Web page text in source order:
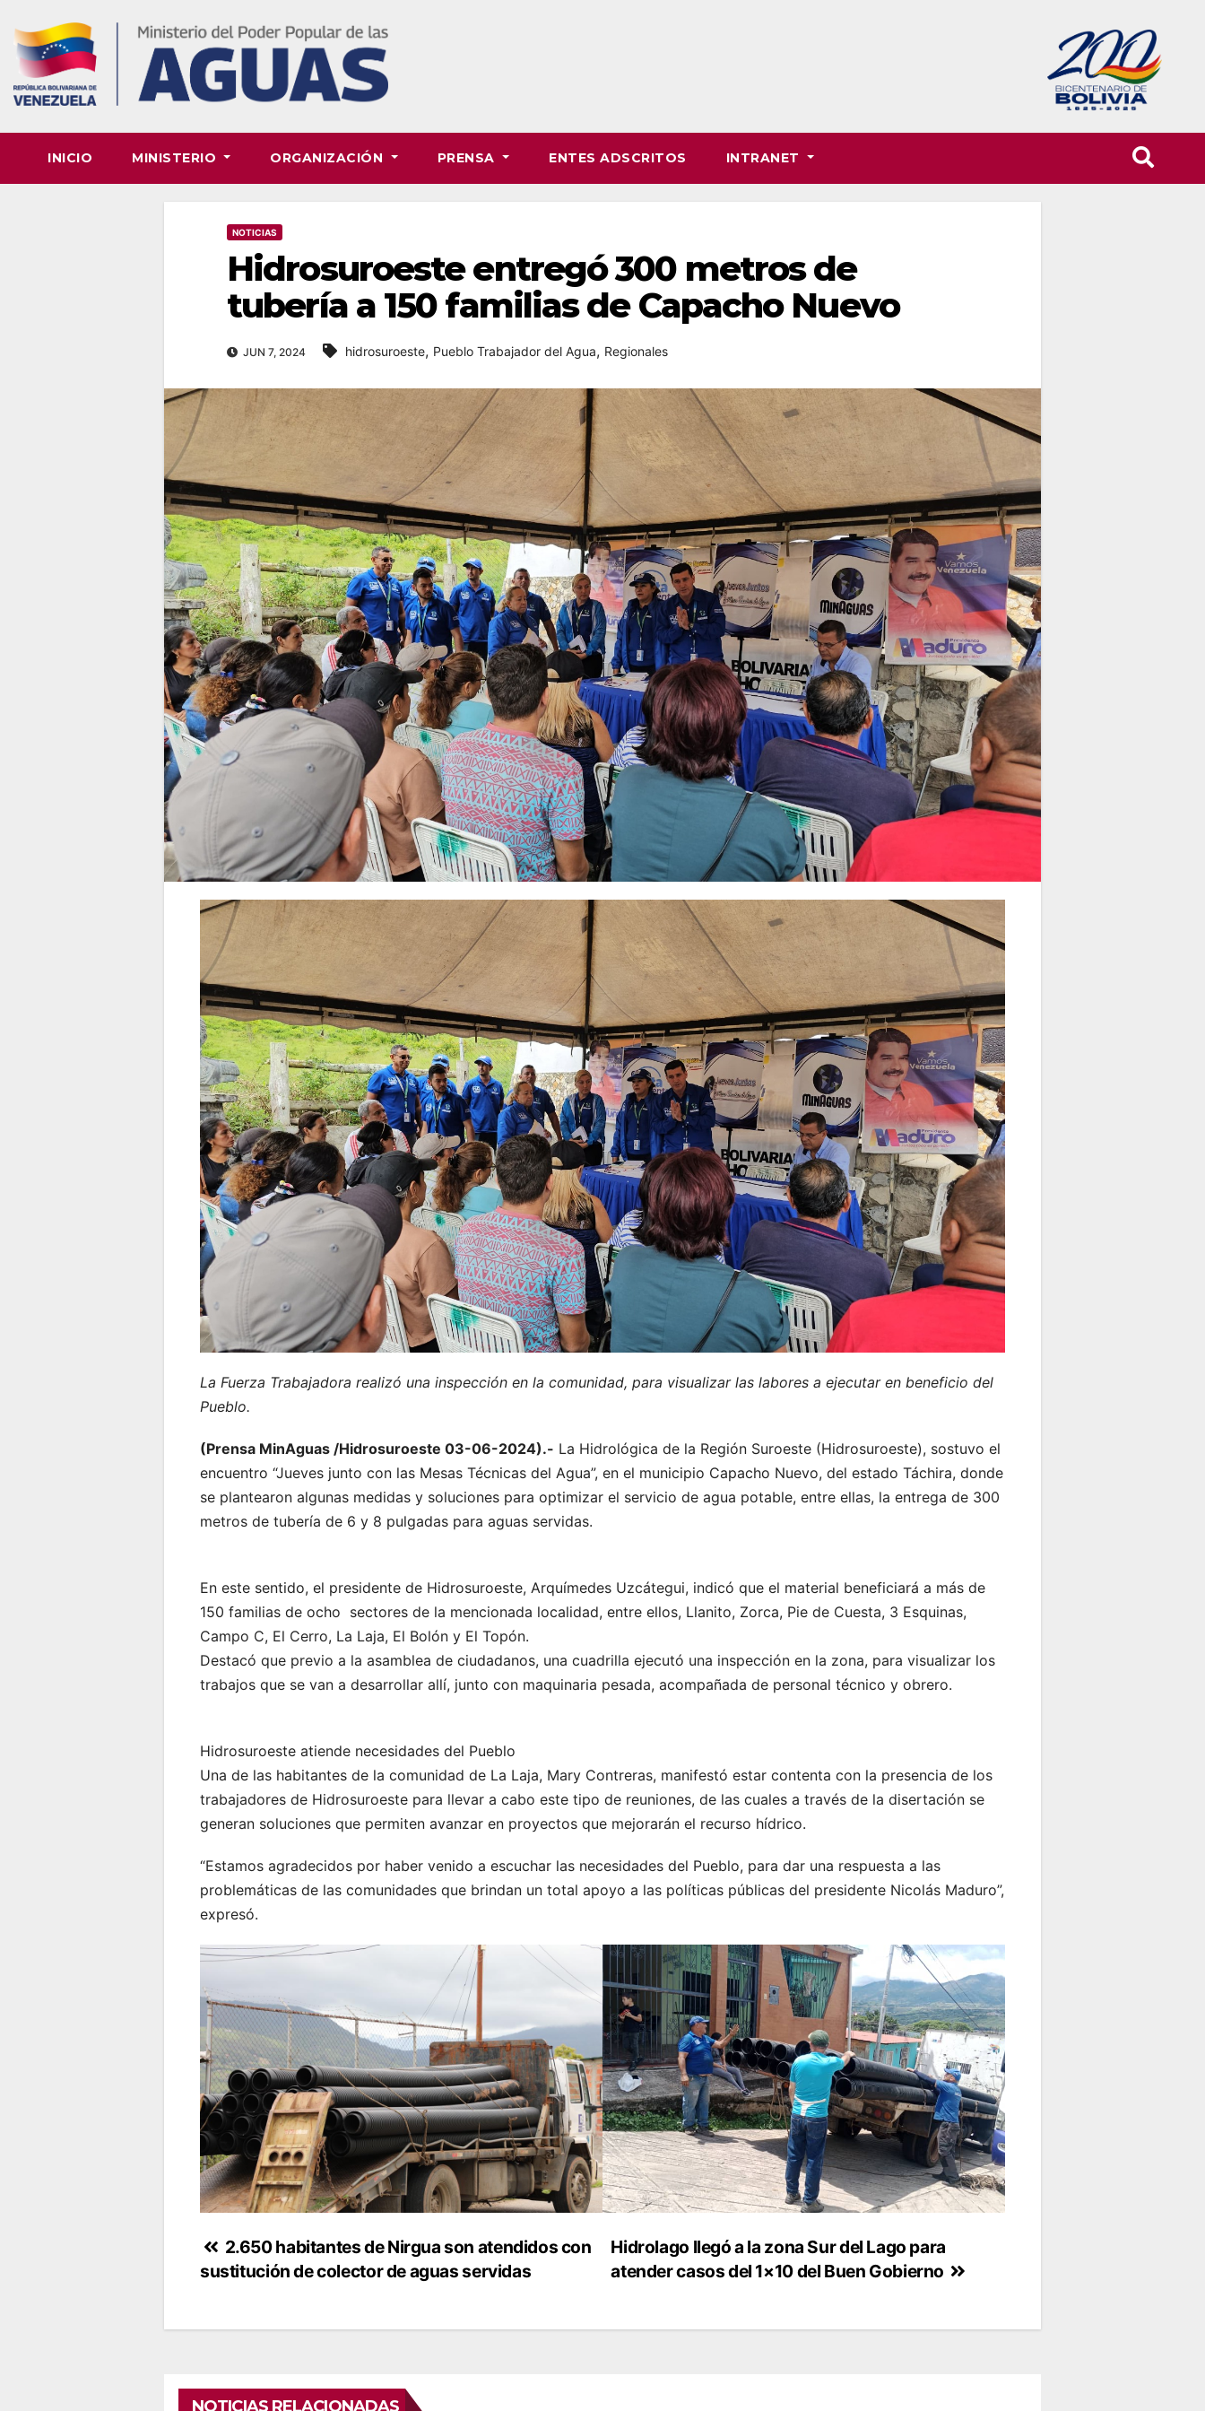
content
INICIO MINISTERIO ORGANIZACIÓN PRENSA ENTES ADSCRITOS INTRANET
NOTICIAS
Hidrosuroeste entregó 300 metros de
tubería a 150 familias de Capacho Nuevo
JUN 7, 2024 hidrosuroeste, Pueblo Trabajador del Agua, Regionales
La Fuerza Trabajadora realizó una inspección en la comunidad, para visualizar las labores a ejecutar en beneficio del
Pueblo.
(Prensa MinAguas /Hidrosuroeste 03-06-2024).- La Hidrológica de la Región Suroeste (Hidrosuroeste), sostuvo el
encuentro “Jueves junto con las Mesas Técnicas del Agua”, en el municipio Capacho Nuevo, del estado Táchira, donde
se plantearon algunas medidas y soluciones para optimizar el servicio de agua potable, entre ellas, la entrega de 300
metros de tubería de 6 y 8 pulgadas para aguas servidas.
En este sentido, el presidente de Hidrosuroeste, Arquímedes Uzcátegui, indicó que el material beneficiará a más de
150 familias de ocho sectores de la mencionada localidad, entre ellos, Llanito, Zorca, Pie de Cuesta, 3 Esquinas,
Campo C, El Cerro, La Laja, El Bolón y El Topón.
Destacó que previo a la asamblea de ciudadanos, una cuadrilla ejecutó una inspección en la zona, para visualizar los
trabajos que se van a desarrollar allí, junto con maquinaria pesada, acompañada de personal técnico y obrero.
Hidrosuroeste atiende necesidades del Pueblo
Una de las habitantes de la comunidad de La Laja, Mary Contreras, manifestó estar contenta con la presencia de los
trabajadores de Hidrosuroeste para llevar a cabo este tipo de reuniones, de las cuales a través de la disertación se
generan soluciones que permiten avanzar en proyectos que mejorarán el recurso hídrico.
“Estamos agradecidos por haber venido a escuchar las necesidades del Pueblo, para dar una respuesta a las
problemáticas de las comunidades que brindan un total apoyo a las políticas públicas del presidente Nicolás Maduro”,
expresó.
Navegación
de
entradas
Hidrolago llegó a la zona Sur del Lago para
atender casos del 1×10 del Buen Gobierno
2.650 habitantes de Nirgua son atendidos con
sustitución de colector de aguas servidas
NOTICIAS RELACIONADAS